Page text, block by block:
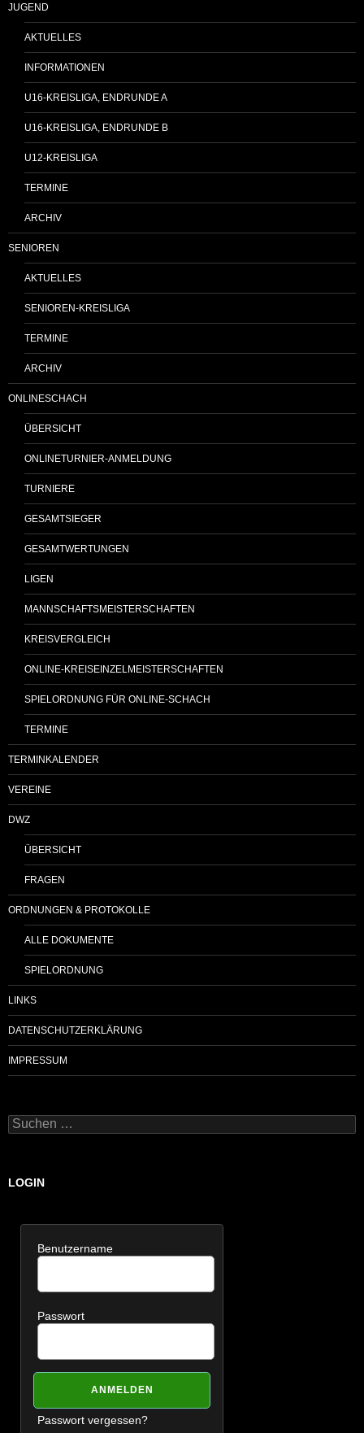
JUGEND
AKTUELLES
INFORMATIONEN
U16-KREISLIGA, ENDRUNDE A
U16-KREISLIGA, ENDRUNDE B
U12-KREISLIGA
TERMINE
ARCHIV
SENIOREN
AKTUELLES
SENIOREN-KREISLIGA
TERMINE
ARCHIV
ONLINESCHACH
ÜBERSICHT
ONLINETURNIER-ANMELDUNG
TURNIERE
GESAMTSIEGER
GESAMTWERTUNGEN
LIGEN
MANNSCHAFTSMEISTERSCHAFTEN
KREISVERGLEICH
ONLINE-KREISEINZELMEISTERSCHAFTEN
SPIELORDNUNG FÜR ONLINE-SCHACH
TERMINE
TERMINKALENDER
VEREINE
DWZ
ÜBERSICHT
FRAGEN
ORDNUNGEN & PROTOKOLLE
ALLE DOKUMENTE
SPIELORDNUNG
LINKS
DATENSCHUTZERKLÄRUNG
IMPRESSUM
Suchen
nach:
LOGIN
Benutzername
Passwort
Passwort vergessen?